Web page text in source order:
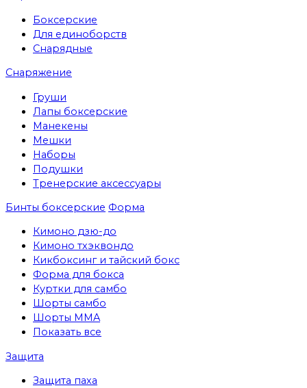
Боксерские
Для единоборств
Снарядные
Снаряжение
Груши
Лапы боксерские
Манекены
Мешки
Наборы
Подушки
Тренерские аксессуары
Бинты боксерские Форма
Кимоно дзю-до
Кимоно тхэквондо
Кикбоксинг и тайский бокс
Форма для бокса
Куртки для самбо
Шорты самбо
Шорты MMA
Показать все
Защита
Защита паха